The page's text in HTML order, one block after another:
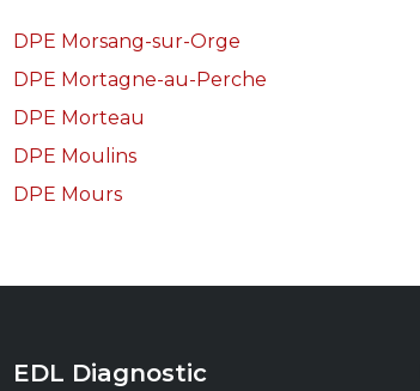
DPE Morsang-sur-Orge
DPE Mortagne-au-Perche
DPE Morteau
DPE Moulins
DPE Mours
EDL Diagnostic